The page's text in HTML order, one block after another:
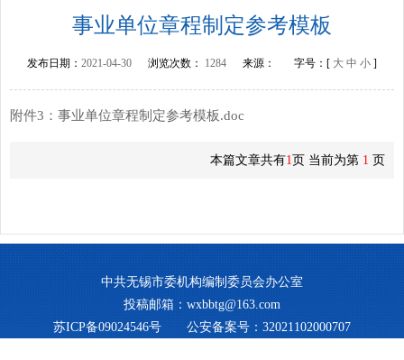
事业单位章程制定参考模板
发布日期： 2021-04-30 浏览次数： 1284 来源： 字号：[ 大 中 小 ]
附件3：事业单位章程制定参考模板.doc
本篇文章共有1页 当前为第 1 页
中共无锡市委机构编制委员会办公室
投稿邮箱：wxbbtg@163.com
苏ICP备09024546号
公安备案号：32021102000707